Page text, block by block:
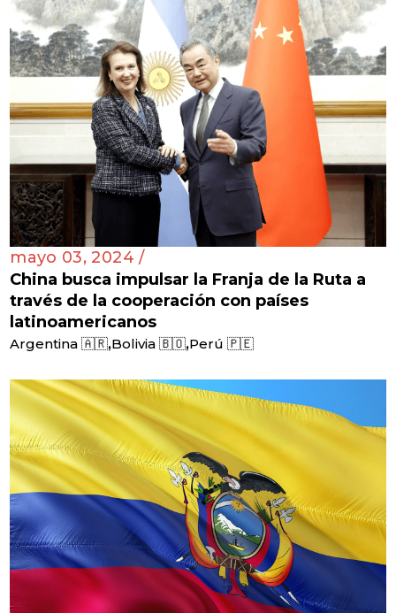
mayo 03, 2024 /
China busca impulsar la Franja de la Ruta a
través de la cooperación con países
latinoamericanos
Argentina 🇦🇷,Bolivia 🇧🇴,Perú 🇵🇪